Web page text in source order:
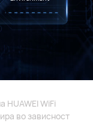
HUAWEI WiFi
во зависност